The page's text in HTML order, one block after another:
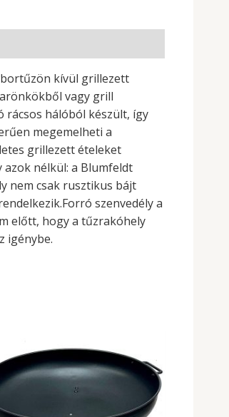
kívül grillezett
vagy grill
rácsos hálóból készült, így
megemelheti a
grillezett ételeket
nélkül: a Blumfeldt
nem csak rusztikus bájt
szenvedély a
előtt, hogy a tűzrakóhely
igénybe.